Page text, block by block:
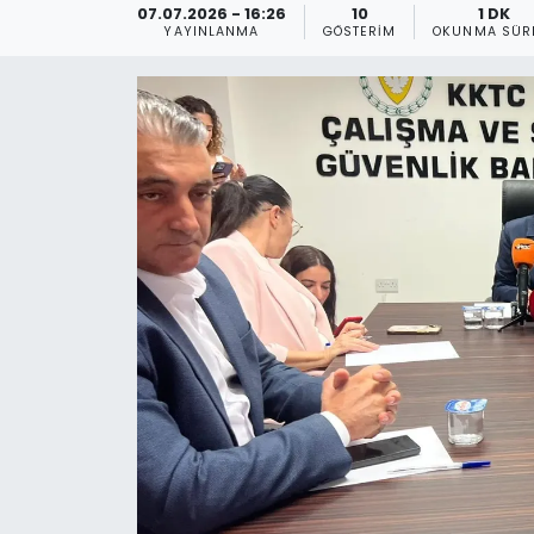
07.07.2026 - 16:26
YAYINLANMA
10
GÖSTERIM
1 DK
OKUNMA
KKTC YEREL SEÇİM 2018
Kültür Sanat
Magazin
Nöbetçi Eczaneler
Otomobil Dünyası